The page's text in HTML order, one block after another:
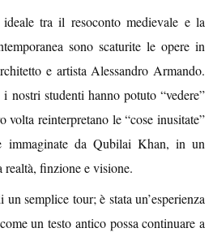
tra il resoconto medievale e la
sono scaturite le opere in
e artista Alessandro Armando.
nostri studenti hanno potuto “vedere”
volta reinterpretano le “cose inusitate”
immaginate da Qubilai Khan, in un
finzione e visione.
semplice tour; è stata un’esperienza
un testo antico possa continuare a